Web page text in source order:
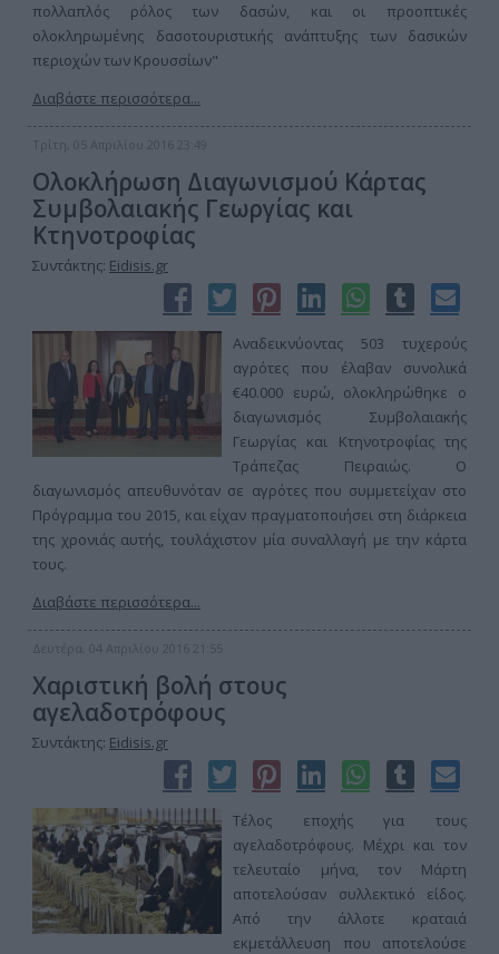
πολλαπλός ρόλος των δασών, και οι προοπτικές
ολοκληρωμένης δασοτουριστικής ανάπτυξης των δασικών
περιοχών των Κρουσσίων"
Διαβάστε περισσότερα...
Τρίτη, 05 Απριλίου 2016 23:49
Ολοκλήρωση Διαγωνισμού Κάρτας
Συμβολαιακής Γεωργίας και
Κτηνοτροφίας
Συντάκτης: Eidisis.gr
Αναδεικνύοντας 503 τυχερούς
αγρότες που έλαβαν συνολικά
€40.000 ευρώ, ολοκληρώθηκε ο
διαγωνισμός Συμβολαιακής
Γεωργίας και Κτηνοτροφίας της
Τράπεζας Πειραιώς. Ο
διαγωνισμός απευθυνόταν σε αγρότες που συμμετείχαν στο
Πρόγραμμα του 2015, και είχαν πραγματοποιήσει στη διάρκεια
της χρονιάς αυτής, τουλάχιστον μία συναλλαγή με την κάρτα
τους.
Διαβάστε περισσότερα...
Δευτέρα, 04 Απριλίου 2016 21:55
Χαριστική βολή στους
αγελαδοτρόφους
Συντάκτης: Eidisis.gr
Τέλος εποχής για τους
αγελαδοτρόφους. Μέχρι και τον
τελευταίο μήνα, τον Μάρτη
αποτελούσαν συλλεκτικό είδος.
Από την άλλοτε κραταιά
εκμετάλλευση που αποτελούσε